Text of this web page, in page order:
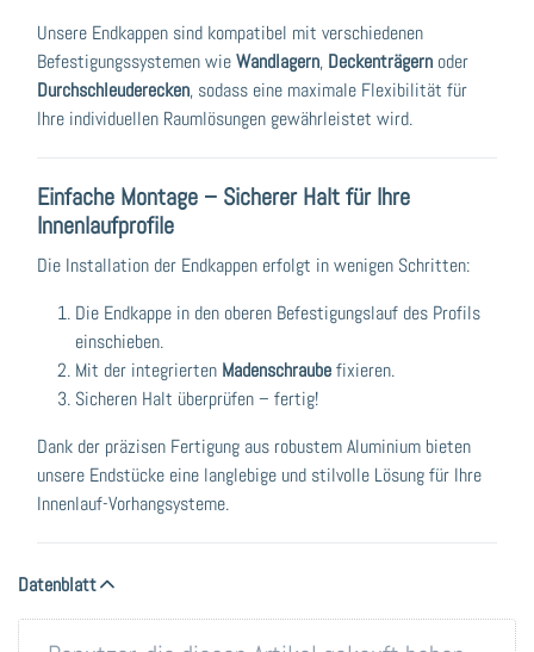
Unsere Endkappen sind kompatibel mit verschiedenen
Befestigungssystemen wieWandlagern, Deckenträgern oder
Durchschleuderecken, sodass eine maximale Flexibilität für
Ihre individuellen Raumlösungen gewährleistet wird.
Einfache Montage – Sicherer Halt für Ihre
Innenlaufprofile
Die Installation der Endkappen erfolgt in wenigen Schritten:
Die Endkappe in den oberen Befestigungslauf des Profils
einschieben.
Mit der integrierten Madenschraubefixieren.
Sicheren Halt überprüfen – fertig!
Dank der präzisen Fertigung aus robustem Aluminium bieten
unsere Endstücke eine langlebige und stilvolle Lösung für Ihre
Innenlauf-Vorhangsysteme.
Datenblatt